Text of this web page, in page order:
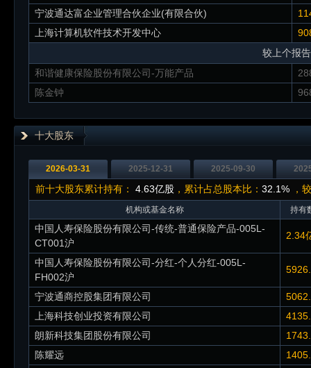
宁波通达富企业管理合伙企业(有限合伙)
上海计算机软件技术开发中心
较上个报
和谐健康保险股份有限公司-万能产品
陈金钟
十大股东
2026-03-31 2025-12-31 2025-09-30
前十大股东累计持有： 4.63亿股 ，累计占总股本比： 32.1% ，
机构或基金名称 持有
中国人寿保险股份有限公司-传统-普通保险产品-005L-
CT001沪
2.34
中国人寿保险股份有限公司-分红-个人分红-005L-
FH002沪
宁波通商控股集团有限公司
上海科技创业投资有限公司
朗新科技集团股份有限公司
陈耀远